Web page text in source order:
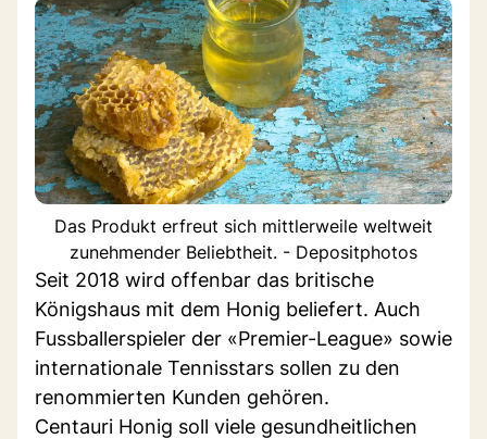
Das Produkt erfreut sich mittlerweile weltweit
zunehmender Beliebtheit. - Depositphotos
Seit 2018 wird offenbar das britische
Königshaus mit dem Honig beliefert. Auch
Fussballerspieler der «Premier-League» sowie
internationale Tennisstars sollen zu den
renommierten Kunden gehören.
Centauri Honig soll viele gesundheitlichen